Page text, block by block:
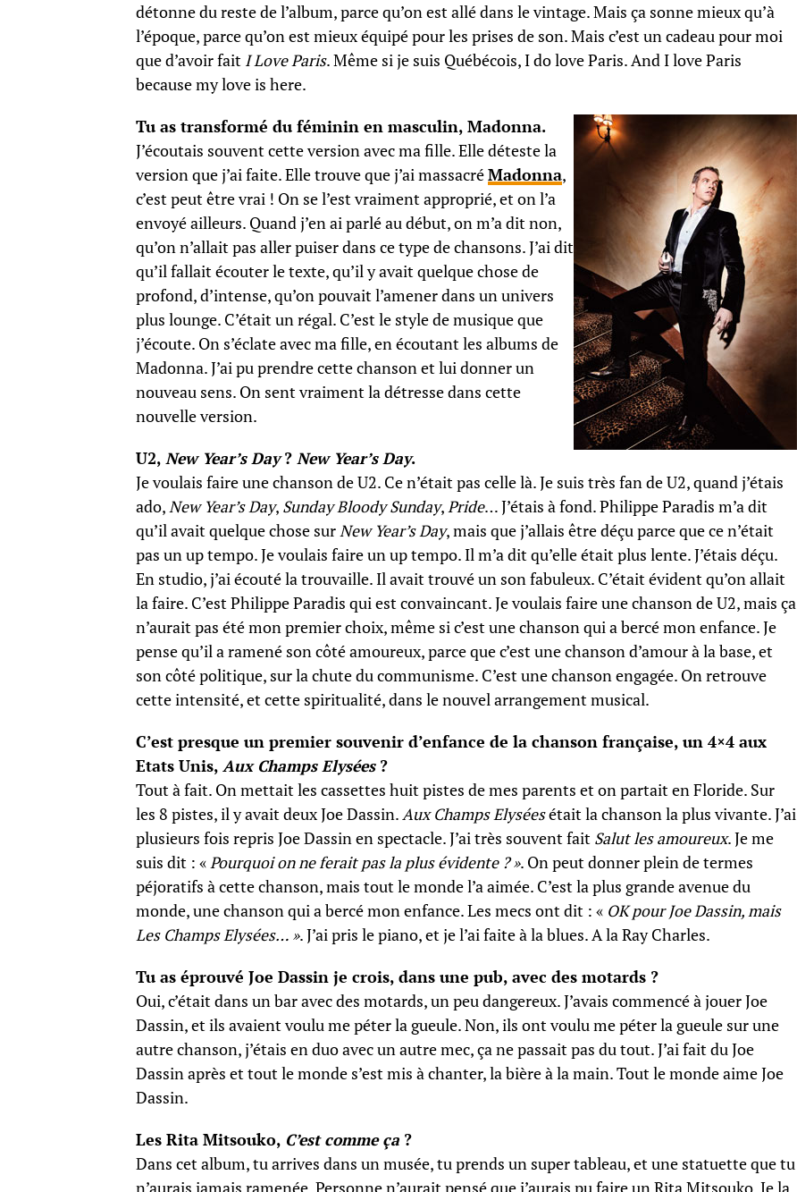
détonne du reste de l’album, parce qu’on est allé dans le vintage. Mais ça sonne mieux qu’à
l’époque, parce qu’on est mieux équipé pour les prises de son. Mais c’est un cadeau pour moi
que d’avoir fait I Love Paris. Même si je suis Québécois, I do love Paris. And I love Paris
because my love is here.
Tu as transformé du féminin en masculin, Madonna.
J’écoutais souvent cette version avec ma fille. Elle déteste la
version que j’ai faite. Elle trouve que j’ai massacréMadonna,
c’est peut être vrai ! On se l’est vraiment approprié, et on l’a
envoyé ailleurs. Quand j’en ai parlé au début, on m’a dit non,
qu’on n’allait pas aller puiser dans ce type de chansons. J’ai dit
qu’il fallait écouter le texte, qu’il y avait quelque chose de
profond, d’intense, qu’on pouvait l’amener dans un univers
plus lounge. C’était un régal. C’est le style de musique que
j’écoute. On s’éclate avec ma fille, en écoutant les albums de
Madonna. J’ai pu prendre cette chanson et lui donner un
nouveau sens. On sent vraiment la détresse dans cette
nouvelle version.
U2, New Year’s Day? New Year’s Day.
Je voulais faire une chanson de U2. Ce n’était pas celle là. Je suis très fan de U2, quand j’étais
ado,New Year’s Day, Sunday Bloody Sunday,Pride… J’étais à fond. Philippe Paradis m’a dit
qu’il avait quelque chose surNew Year’s Day, mais que j’allais être déçu parce que ce n’était
pas un up tempo. Je voulais faire un up tempo. Il m’a dit qu’elle était plus lente. J’étais déçu.
En studio, j’ai écouté la trouvaille. Il avait trouvé un son fabuleux. C’était évident qu’on allait
la faire. C’est Philippe Paradis qui est convaincant. Je voulais faire une chanson de U2, mais ça
n’aurait pas été mon premier choix, même si c’est une chanson qui a bercé mon enfance. Je
pense qu’il a ramené son côté amoureux, parce que c’est une chanson d’amour à la base, et
son côté politique, sur la chute du communisme. C’est une chanson engagée. On retrouve
cette intensité, et cette spiritualité, dans le nouvel arrangement musical.
C’est presque un premier souvenir d’enfance de la chanson française, un 4×4 aux
Etats Unis, Aux Champs Elysées?
Tout à fait. On mettait les cassettes huit pistes de mes parents et on partait en Floride. Sur
les 8 pistes, il y avait deux Joe Dassin.Aux Champs Elyséesétait la chanson la plus vivante. J’ai
plusieurs fois repris Joe Dassin en spectacle. J’ai très souvent fait Salut les amoureux. Je me
suis dit : «Pourquoi on ne ferait pas la plus évidente ? ». On peut donner plein de termes
péjoratifs à cette chanson, mais tout le monde l’a aimée. C’est la plus grande avenue du
monde, une chanson qui a bercé mon enfance. Les mecs ont dit : « OK pour Joe Dassin, mais
Les Champs Elysées… ». J’ai pris le piano, et je l’ai faite à la blues. A la Ray Charles.
Tu as éprouvé Joe Dassin je crois, dans une pub, avec des motards ?
Oui, c’était dans un bar avec des motards, un peu dangereux. J’avais commencé à jouer Joe
Dassin, et ils avaient voulu me péter la gueule. Non, ils ont voulu me péter la gueule sur une
autre chanson, j’étais en duo avec un autre mec, ça ne passait pas du tout. J’ai fait du Joe
Dassin après et tout le monde s’est mis à chanter, la bière à la main. Tout le monde aime Joe
Dassin.
Les Rita Mitsouko, C’est comme ça ?
Dans cet album, tu arrives dans un musée, tu prends un super tableau, et une statuette que tu